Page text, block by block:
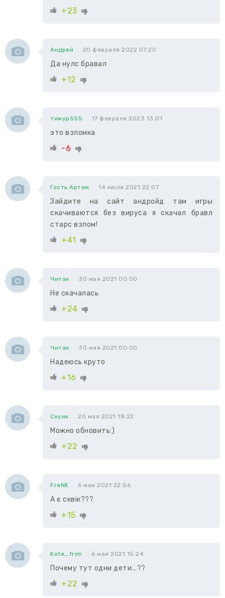
+23
Андрей 20 февраля 2022 07:20
Да нулс бравал
+12
тимур555 17 февраля 2023 13:01
это взломка
-6
Гость Артем 14 июля 2021 22:07
Зайдите на сайт андройд там игры
скачиваются без вируса я скачал бравл
старс взлом!
+41
Читак 30 мая 2021 00:00
Не скачалась
+24
Читак 30 мая 2021 00:00
Надеюсь круто
+16
Скуик 20 мая 2021 18:22
Можно обновить:)
+22
FreNK 6 мая 2021 22:56
А є сквік???
+15
Kote_frim 6 мая 2021 15:24
Почему тут одни дети...??
+22